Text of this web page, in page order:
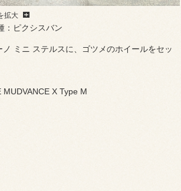
拡大
：ピクシスバン
ミニ ステルスに、ゴツメのホイールをセッ
MUDVANCE X Type M